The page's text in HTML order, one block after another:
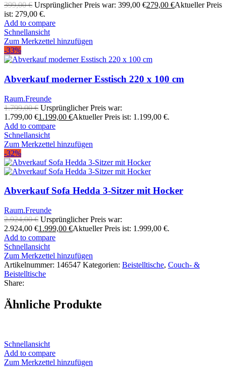
399,00€ Ursprünglicher Preis war: 399,00 €279,00 €Aktueller Preis
ist: 279,00 €.
Add to compare
Schnellansicht
Zum Merkzettel hinzufügen
-33%
Abverkauf moderner Esstisch 220 x 100 cm
Raum.Freunde
1.799,00€ Ursprünglicher Preis war:
1.799,00 €1.199,00 €Aktueller Preis ist: 1.199,00 €.
Add to compare
Schnellansicht
Zum Merkzettel hinzufügen
-32%
Abverkauf Sofa Hedda 3-Sitzer mit Hocker
Raum.Freunde
2.924,00€ Ursprünglicher Preis war:
2.924,00 €1.999,00 €Aktueller Preis ist: 1.999,00 €.
Add to compare
Schnellansicht
Zum Merkzettel hinzufügen
Artikelnummer: 146547 Kategorien: Beistelltische, Couch- &
Beistelltische
Share:
Ähnliche Produkte
Schnellansicht
Add to compare
Zum Merkzettel hinzufügen